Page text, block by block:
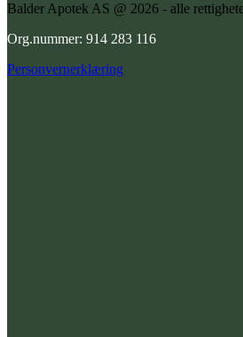
Balder Apotek AS @ 2026 - alle
Org.nummer: 914 283 116
Personvernerklæring